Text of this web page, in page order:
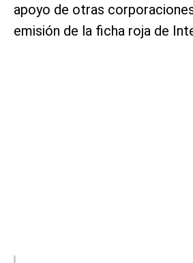
apoyo de otras
emisión de la ficha roja de